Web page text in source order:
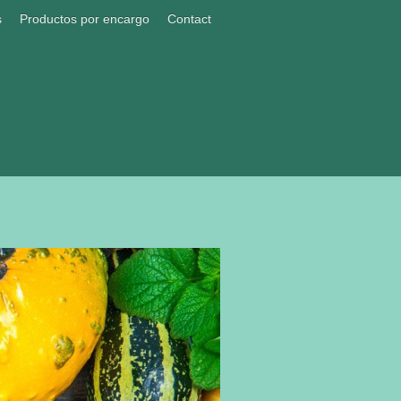
Productos por encargo Contact